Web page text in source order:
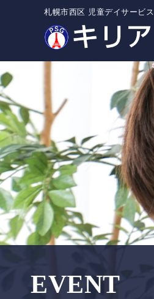
札幌市西区 児童デイサービス
EVENT